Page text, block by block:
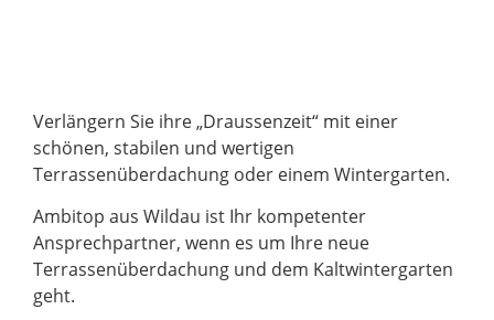
Verlängern Sie ihre „Draussenzeit“ mit einer
schönen, stabilen und wertigen
Terrassenüberdachung oder einem Wintergarten.
Ambitop aus Wildau ist Ihr kompetenter
Ansprechpartner, wenn es um Ihre neue
Terrassenüberdachung und dem Kaltwintergarten
geht.